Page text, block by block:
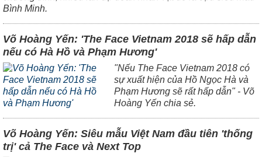
Bình Minh.
Võ Hoàng Yến: 'The Face Vietnam 2018 sẽ hấp dẫn
nếu có Hà Hồ và Phạm Hương'
"Nếu The Face Vietnam 2018 có
sự xuất hiện của Hồ Ngọc Hà và
Phạm Hương sẽ rất hấp dẫn" - Võ
Hoàng Yến chia sẻ.
Võ Hoàng Yến: Siêu mẫu Việt Nam đầu tiên 'thống
trị' cả The Face và Next Top